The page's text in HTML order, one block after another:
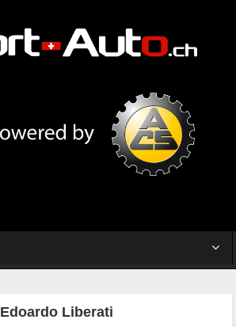
Edoardo Liberati